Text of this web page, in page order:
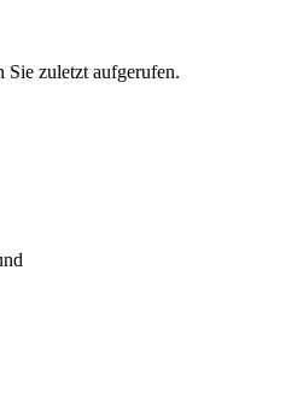
Sie zuletzt aufgerufen.